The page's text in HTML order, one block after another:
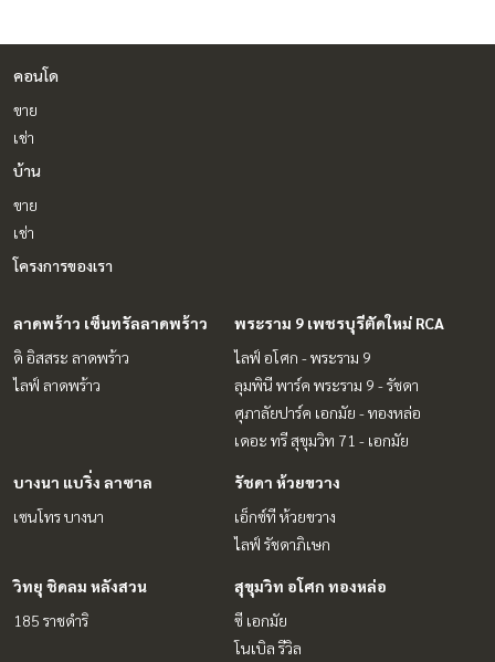
คอนโด
ขาย
เช่า
บ้าน
ขาย
เช่า
โครงการของเรา
ลาดพร้าว เซ็นทรัลลาดพร้าว
ดิ อิสสระ ลาดพร้าว
ไลฟ์ ลาดพร้าว
พระราม 9 เพชรบุรีตัดใหม่ RCA
ไลฟ์ อโศก - พระราม 9
ลุมพินี พาร์ค พระราม 9 - รัชดา
ศุภาลัยปาร์ค เอกมัย - ทองหล่อ
เดอะ ทรี สุขุมวิท 71 - เอกมัย
บางนา แบริ่ง ลาซาล
เซนโทร บางนา
รัชดา ห้วยขวาง
เอ็กซ์ที ห้วยขวาง
ไลฟ์ รัชดาภิเษก
วิทยุ ชิดลม หลังสวน
185 ราชดำริ
สุขุมวิท อโศก ทองหล่อ
ซี เอกมัย
โนเบิล รีวิล